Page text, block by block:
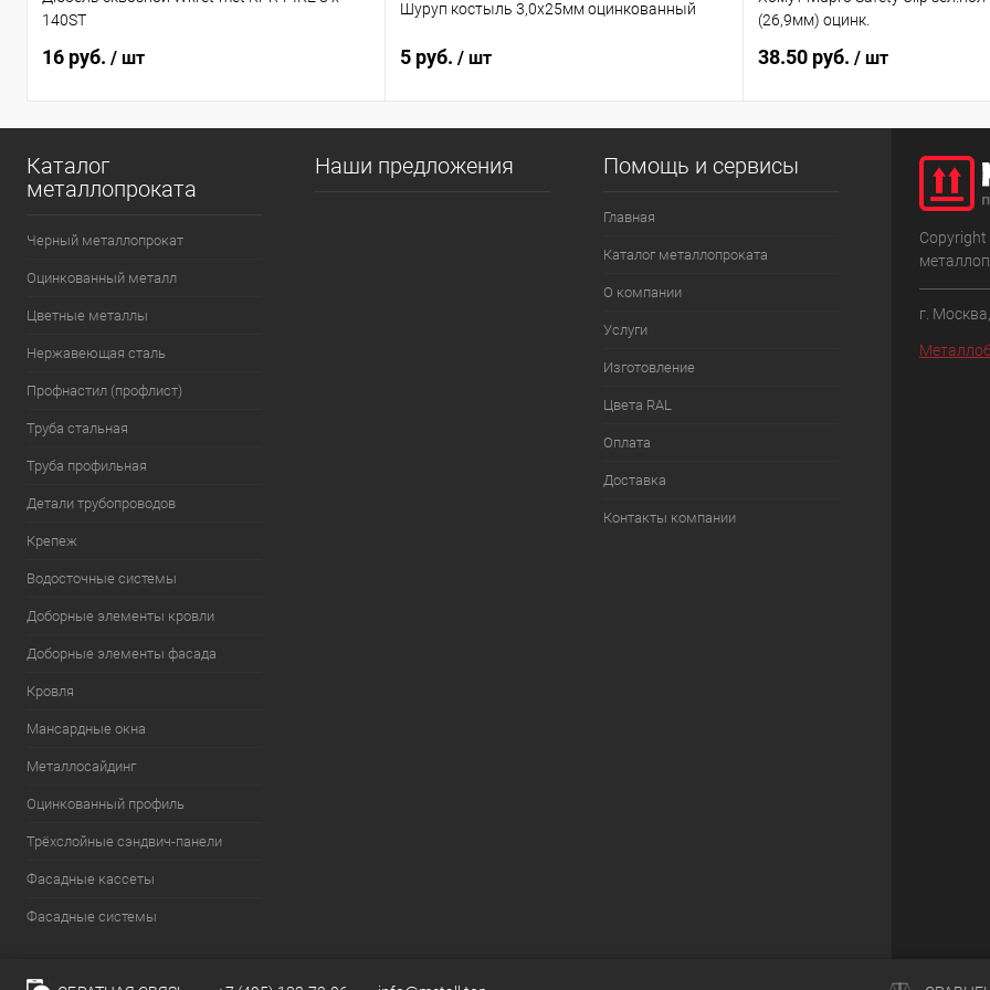
140ST
16 руб. / шт
Шуруп костыль 3,0х25мм оцинкованный
5 руб. / шт
(26,9мм) оцинк.
38.50 руб. / шт
Каталог
металлопроката
Черный металлопрокат
Оцинкованный металл
Цветные металлы
Нержавеющая сталь
Профнастил (профлист)
Труба стальная
Труба профильная
Детали трубопроводов
Крепеж
Водосточные системы
Доборные элементы кровли
Доборные элементы фасада
Кровля
Мансардные окна
Металлосайдинг
Оцинкованный профиль
Трёхслойные сэндвич-панели
Фасадные кассеты
Фасадные системы
Наши предложения Помощь и сервисы
Главная
Каталог металлопроката
О компании
Услуги
Изготовление
Цвета RAL
Оплата
Доставка
Контакты компании
г.